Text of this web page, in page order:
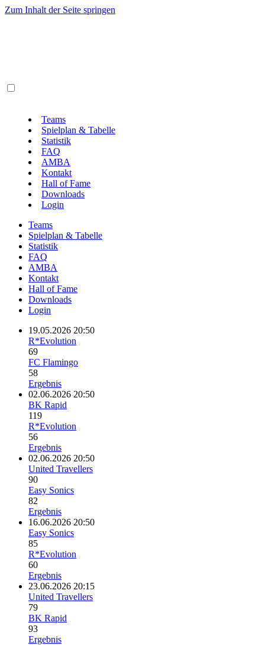
Zum Inhalt der Seite springen
Teams
Spielplan & Tabelle
Statistik
FAQ
AMBA
Kontakt
Hall of Fame
Downloads
Login
Teams
Spielplan & Tabelle
Statistik
FAQ
AMBA
Kontakt
Hall of Fame
Downloads
Login
19.05.2026 20:50
R*Evolution
69
FC Flamingo
58
Ergebnis
02.06.2026 20:50
BK Rapid
119
R*Evolution
56
Ergebnis
02.06.2026 20:50
United Travellers
90
Easy Sonics
82
Ergebnis
16.06.2026 20:50
Easy Sonics
85
R*Evolution
60
Ergebnis
23.06.2026 20:15
United Travellers
79
BK Rapid
93
Ergebnis